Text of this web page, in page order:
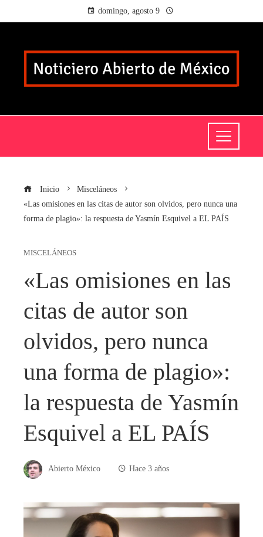
domingo, agosto 9
Inicio
Misceláneos
«Las omisiones en las citas de autor son olvidos, pero nunca una
forma de plagio»: la respuesta de Yasmín Esquivel a EL PAÍS
MISCELÁNEOS
«Las omisiones en las
citas de autor son
olvidos, pero nunca
una forma de plagio»:
la respuesta de Yasmín
Esquivel a EL PAÍS
Abierto México Hace 3 años